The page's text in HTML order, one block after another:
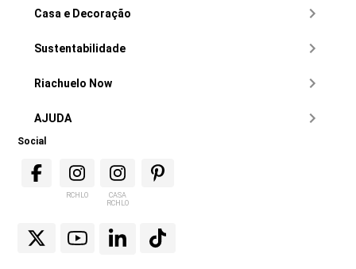
Casa e Decoração
Sustentabilidade
Riachuelo Now
AJUDA
Social
RCHLO
CASA
RCHLO